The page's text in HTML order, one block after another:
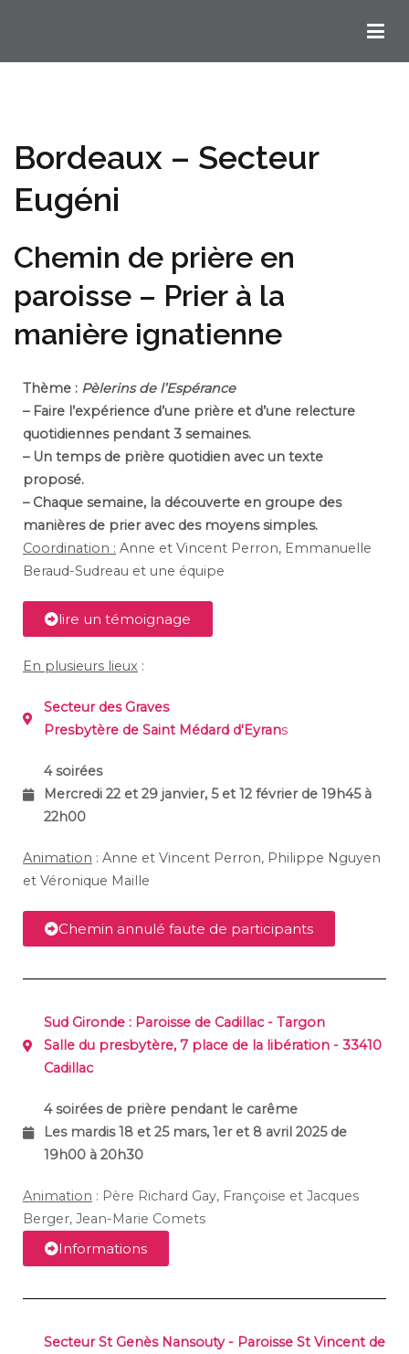
Bordeaux – Secteur
Eugéni
Chemin de prière en
paroisse – Prier à la
manière ignatienne
Thème : Pèlerins de l’Espérance
– Faire l’expérience d’une prière et d’une relecture
quotidiennes pendant 3 semaines.
– Un temps de prière quotidien avec un texte
proposé.
– Chaque semaine, la découverte en groupe des
manières de prier avec des moyens simples.
Coordination : Anne et Vincent Perron, Emmanuelle
Beraud-Sudreau et une équipe
lire un témoignage
En plusieurs lieux :
Secteur des Graves
Presbytère de Saint Médard d'Eyrans
4 soirées
Mercredi 22 et 29 janvier, 5 et 12 février de 19h45 à
22h00
Animation : Anne et Vincent Perron, Philippe Nguyen
et Véronique Maille
Chemin annulé faute de participants
Sud Gironde : Paroisse de Cadillac - Targon
Salle du presbytère, 7 place de la libération - 33410
Cadillac
4 soirées de prière pendant le carême
Les mardis 18 et 25 mars, 1er et 8 avril 2025 de
19h00 à 20h30
Animation : Père Richard Gay, Françoise et Jacques
Berger, Jean-Marie Comets
Informations
Secteur St Genès Nansouty - Paroisse St Vincent de